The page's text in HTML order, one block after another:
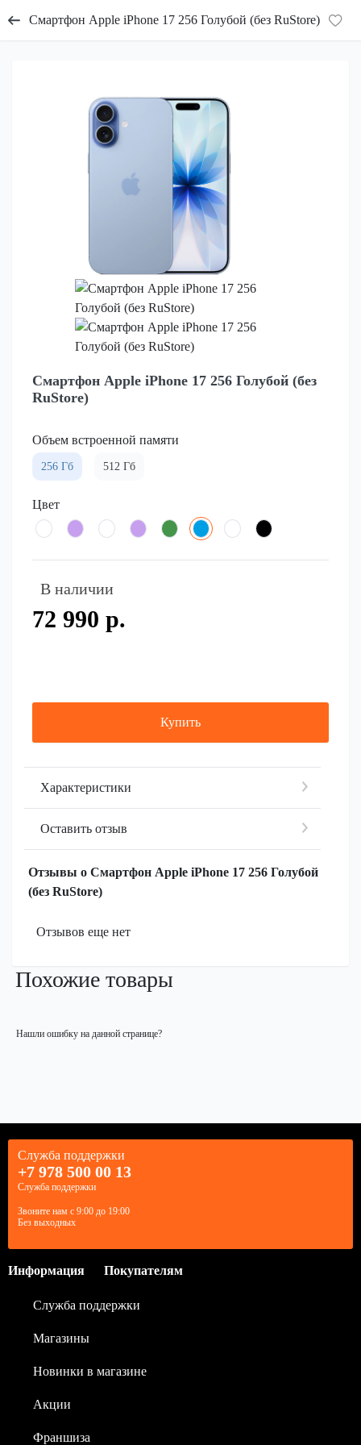
Смартфон Apple iPhone 17 256 Голубой (без RuStore)
Смартфон Apple iPhone 17 256 Голубой (без
RuStore)
Объем встроенной памяти
256 Гб 512 Гб
Цвет
В наличии
72 990 р.
Купить
Характеристики
Оставить отзыв
Отзывы о Смартфон Apple iPhone 17 256 Голубой
(без RuStore)
Отзывов еще нет
Похожие товары
Нашли ошибку на данной странице?
Служба поддержки
+7 978 500 00 13
Служба поддержки
Звоните нам с 9:00 до 19:00
Без выходных
Информация Покупателям
Служба поддержки
Магазины
Новинки в магазине
Акции
Франшиза